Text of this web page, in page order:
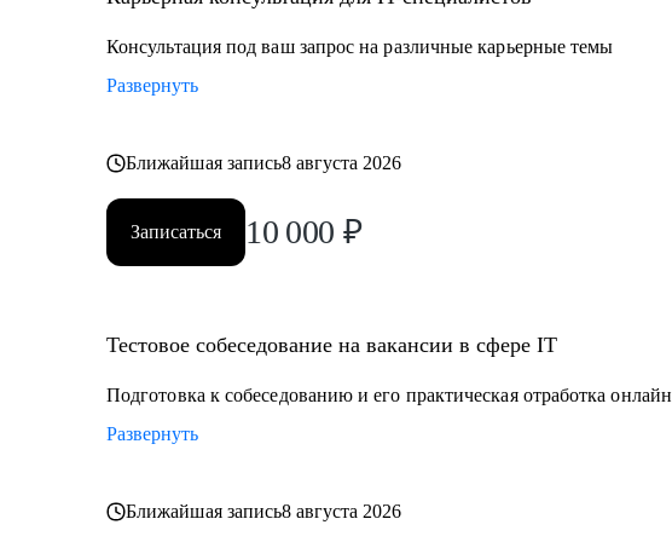
Консультация под ваш запрос на различные карьерные темы
Развернуть
Ближайшая запись8 августа 2026
Записаться 10 000 ₽
Тестовое собеседование на вакансии в сфере IT
Подготовка к собеседованию и его практическая отработка онлайн
Развернуть
Ближайшая запись8 августа 2026